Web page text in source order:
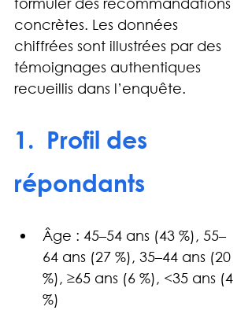
concrètes. Les données
chiffrées sont illustrées par des
témoignages authentiques
recueillis dans l’enquête.
1.  Profil des
répondants
Âge : 45–54 ans (43 %), 55–
64 ans (27 %), 35–44 ans (20
%), ≥65 ans (6 %), <35 ans (4
%)